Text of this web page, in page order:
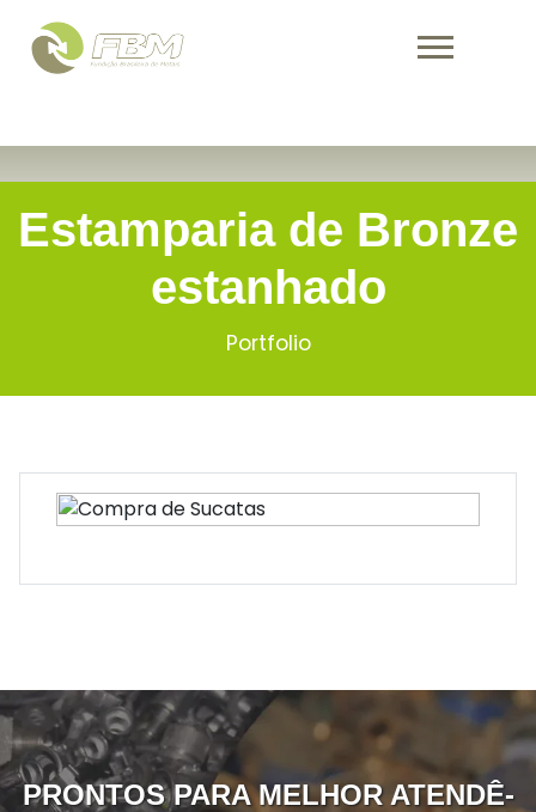
Warning : Undefined variable $activePage in
/home/fbmind/public_html/portfolio.php
Estamparia de Bronze
estanhado
Portfolio
PRONTOS PARA MELHOR ATENDÊ-